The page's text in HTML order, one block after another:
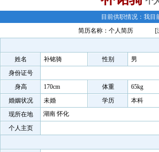
目前供职情况：我目
简历名称：个人简历
[
姓名 补铭骑 性别
男
身份证号
身高
170cm 体重
65kg
婚姻状况
未婚 学历
本科
现所在地
湖南 怀化
个人主页